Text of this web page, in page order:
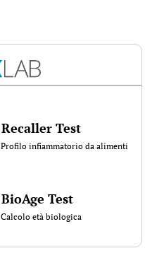
Recaller Test
Profilo infiammatorio da alimenti
BioAge Test
Calcolo età biologica